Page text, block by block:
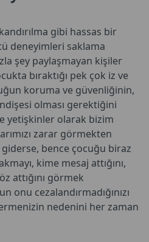
gibi hassas bir
deneyimleri saklama
şey paylaşmayan kişiler
bıraktığı pek çok iz ve
koruma ve güvenliğinin,
olması gerektiğini
yetişkinler olarak bizim
zarar görmekten
bence çocuğu biraz
kime mesaj attığını,
attığını görmek
onu cezalandırmadığınızı
nedenini her zaman